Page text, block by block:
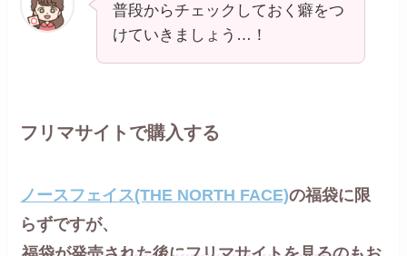
普段からチェックしておく癖をつ
けていきましょう…！
フリマサイトで購入する
ノースフェイス(THE NORTH FACE)の福袋に限
らずですが、